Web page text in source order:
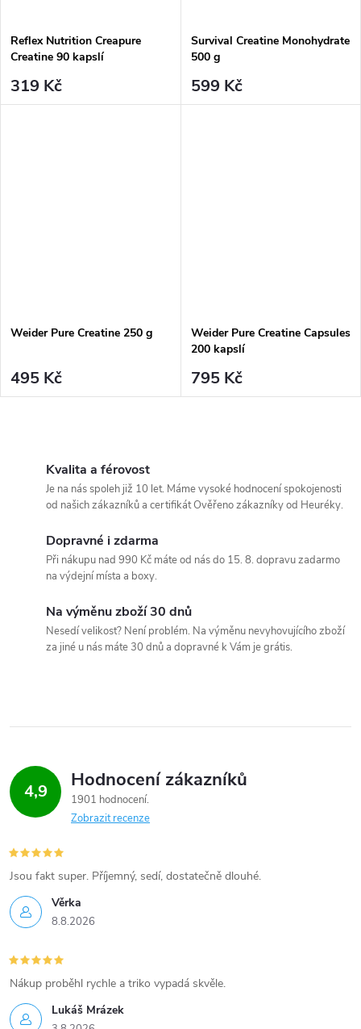
Reflex Nutrition Creapure
Creatine 90 kapslí
319 Kč
Survival Creatine Monohydrate
500 g
599 Kč
Weider Pure Creatine 250 g
495 Kč
Weider Pure Creatine Capsules
200 kapslí
795 Kč
r
v
k
v
ý
p
i
s
Kvalita a férovost
Je na nás spoleh již 10 let. Máme vysoké hodnocení spokojenosti
od našich zákazníků a certifikát Ověřeno zákazníky od Heuréky.
Dopravné i zdarma
Při nákupu nad 990 Kč máte od nás do 15. 8. dopravu zadarmo
na výdejní místa a boxy.
Na výměnu zboží 30 dnů
Nesedí velikost? Není problém. Na výměnu nevyhovujícího zboží
za jiné u nás máte 30 dnů a dopravné k Vám je grátis.
4,9 Hodnocení zákazníků
1901 hodnocení
Zobrazit recenze
Věrka
8.8.2026
Jsou fakt super. Příjemný, sedí, dostatečně dlouhé.
Lukáš Mrázek
Nákup proběhl rychle a triko vypadá skvěle.